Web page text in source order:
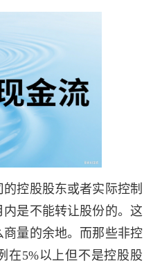
控股股东或者实际控制
是不能转让股份的。这
量的余地。而那些非控
在5%以上但不是控股股